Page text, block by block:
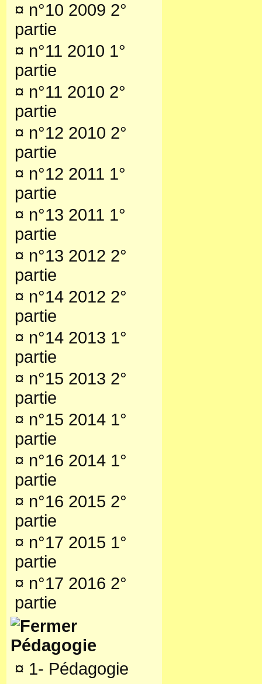
¤ n°10 2009 2°
partie
¤ n°11 2010 1°
partie
¤ n°11 2010 2°
partie
¤ n°12 2010 2°
partie
¤ n°12 2011 1°
partie
¤ n°13 2011 1°
partie
¤ n°13 2012 2°
partie
¤ n°14 2012 2°
partie
¤ n°14 2013 1°
partie
¤ n°15 2013 2°
partie
¤ n°15 2014 1°
partie
¤ n°16 2014 1°
partie
¤ n°16 2015 2°
partie
¤ n°17 2015 1°
partie
¤ n°17 2016 2°
partie
Pédagogie
¤ 1- Pédagogie